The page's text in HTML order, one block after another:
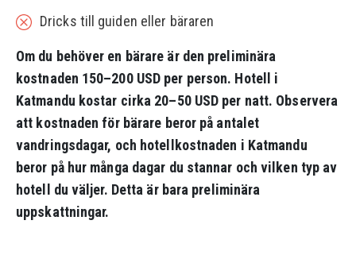
Dricks till guiden eller bäraren
Om du behöver en bärare är den preliminära
kostnaden 150–200 USD per person. Hotell i
Katmandu kostar cirka 20–50 USD per natt. Observera
att kostnaden för bärare beror på antalet
vandringsdagar, och hotellkostnaden i Katmandu
beror på hur många dagar du stannar och vilken typ av
hotell du väljer. Detta är bara preliminära
uppskattningar.